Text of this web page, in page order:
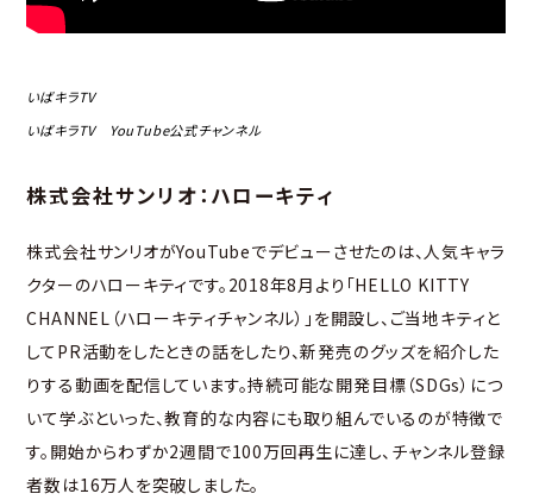
いばキラTV
いばキラTV YouTube公式チャンネル
株式会社サンリオ：ハローキティ
株式会社サンリオがYouTubeでデビューさせたのは、人気キャラ
クターのハローキティです。2018年8月より「HELLO KITTY
CHANNEL（ハローキティチャンネル）」を開設し、ご当地キティと
してPR活動をしたときの話をしたり、新発売のグッズを紹介した
りする動画を配信しています。持続可能な開発目標（SDGs）につ
いて学ぶといった、教育的な内容にも取り組んでいるのが特徴で
す。開始からわずか2週間で100万回再生に達し、チャンネル登録
者数は16万人を突破しました。